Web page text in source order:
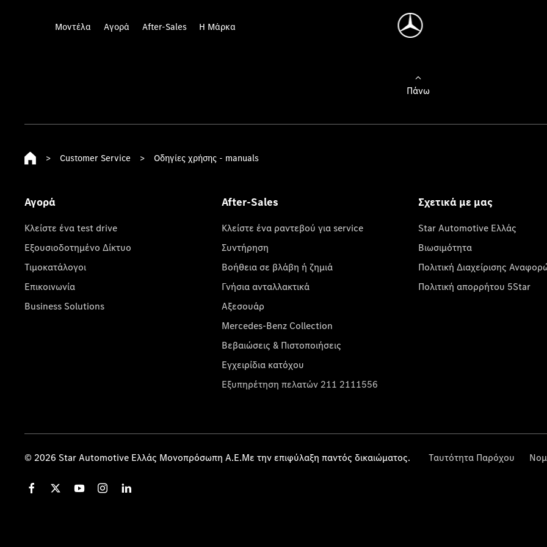
Μοντέλα Αγορά After-Sales Η Μάρκα
Πάνω
> Customer Service > Οδηγίες χρήσης - manuals
Αγορά
Κλείστε ένα test drive
Εξουσιοδοτημένο Δίκτυο
Τιμοκατάλογοι
Επικοινωνία
Business Solutions
After-Sales
Κλείστε ένα ραντεβού για service
Συντήρηση
Βοήθεια σε βλάβη ή ζημιά
Γνήσια ανταλλακτικά
Αξεσουάρ
Mercedes-Benz Collection
Βεβαιώσεις & Πιστοποιήσεις
Εγχειρίδια κατόχου
Εξυπηρέτηση πελατών 211 2111556
Σχετικά με μας
Star Automotive Ελλάς
Βιωσιμότητα
Πολιτική Διαχείρισης
Πολιτική απορρήτου 5Star
© 2026 Star Automotive Ελλάς Μονοπρόσωπη Α.Ε.Με την επιφύλαξη παντός δικαιώματος. Ταυτότητα Παρόχου